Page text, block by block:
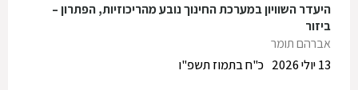
היעדר השוויון במערכת החינוך נובע מהריכוזיות, הפתרון –
ביזור
אברהם תומר
כ"ח בתמוז תשפ"ו
13 יולי 2026